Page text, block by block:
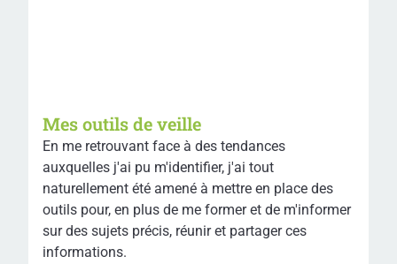
Mes outils de veille
En me retrouvant face à des tendances
auxquelles j'ai pu m'identifier, j'ai tout
naturellement été amené à mettre en place des
outils pour, en plus de me former et de m'informer
sur des sujets précis, réunir et partager ces
informations.